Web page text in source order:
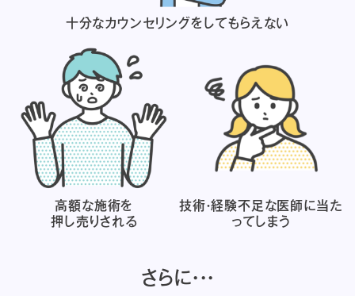
十分なカウンセリングをしてもらえない
高額な施術を
押し売りされる
技術・経験不足な医師に当た
ってしまう
さらに・・・